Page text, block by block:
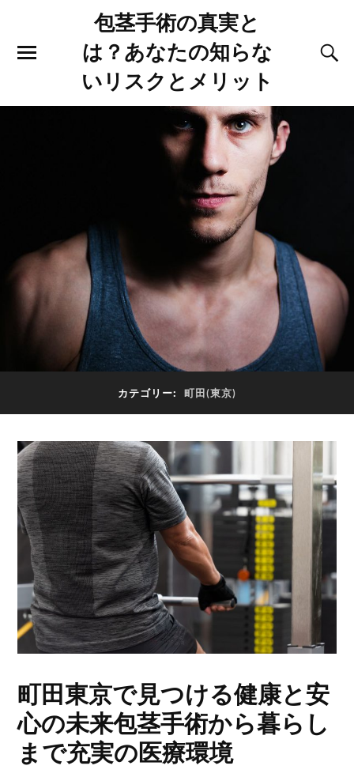
包茎手術の真実と
は？あなたの知らな
いリスクとメリット
カテゴリー: 町田(東京)
町田東京で見つける健康と安
心の未来包茎手術から暮らし
まで充実の医療環境